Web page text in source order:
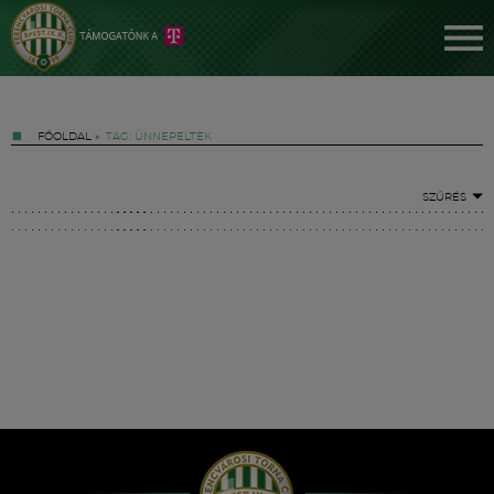
FŐOLDAL » TAG: ÜNNEPELTEK
SZŰRÉS
Hírek